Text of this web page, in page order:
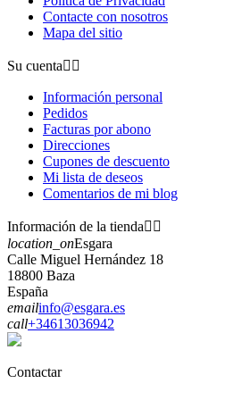
Contacte con nosotros
Mapa del sitio
Su cuenta 
Información personal
Pedidos
Facturas por abono
Direcciones
Cupones de descuento
Mi lista de deseos
Comentarios de mi blog
Información de la tienda 
location_onEsgara
Calle Miguel Hernández 18
18800 Baza
España
emailinfo@esgara.es
call+34613036942
Contactar